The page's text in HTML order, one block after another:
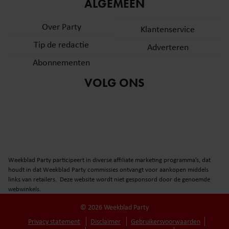
partners kunnen deze gegevens combineren met andere
verzameld op basis van uw gebruik van hun services. U
gaat akkoord met onze cookies als u onze website blijft
ALGEMEEN
Over Party
Tip de redactie
Abonnementen
Klantenservice
Adverteren
VOLG ONS
Weekblad Party participeert in diverse affiliate marketing programma’s, dat
houdt in dat Weekblad Party commissies ontvangt voor aankopen middels
links van retailers. Deze website wordt niet gesponsord door de genoemde
webwinkels.
© 2026 Weekblad Party
Privacy statement
Disclaimer
Gebruikersvoorwaarden